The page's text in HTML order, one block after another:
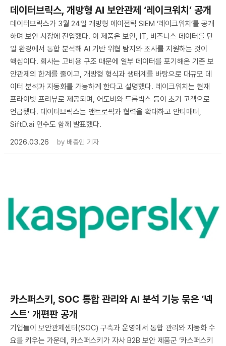
데이터브릭스, 개방형 AI 보안관제 ‘레이크워치’ 공개
데이터브릭스가 3월 24일 개방형 에이전틱 SIEM ‘레이크워치’를 공개
하며 보안 시장에 진입했다. 이 제품은 보안, IT, 비즈니스 데이터를 단
일 환경에서 통합 분석해 AI 기반 위협 탐지와 조사를 지원하는 것이
핵심이다. 회사는 고비용 구조 때문에 일부 데이터를 포기해온 기존 보
안관제의 한계를 줄이고, 개방형 형식과 생태계를 바탕으로 대규모 데
이터 분석과 자동화를 가능하게 한다고 설명했다. 레이크워치는 현재
프라이빗 프리뷰로 제공되며, 어도비와 드롭박스 등이 초기 고객으로
언급됐다. 데이터브릭스는 앤트로픽과 협력을 확대하고 안티매터,
SiftD.ai 인수도 함께 발표했다.
2026.03.26
by 배종인 기자
카스퍼스키, SOC 통합 관리와 AI 분석 기능 묶은 ‘넥
스트’ 개편판 공개
기업들이 보안관제센터(SOC) 구축과 운영에서 통합 관리와 자동화 수
요를 키우는 가운데, 카스퍼스키가 자사 B2B 보안 제품군 ‘카스퍼스키